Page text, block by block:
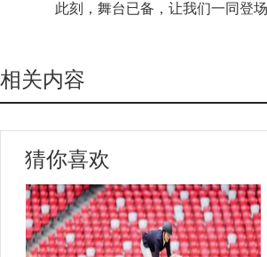
此刻，舞台已备，让我们一同登
相关内容
猜你喜欢